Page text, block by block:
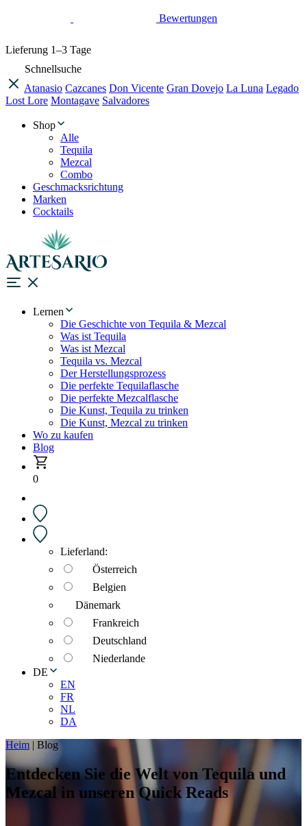
Bewertungen
Lieferung 1–3 Tage
Schnellsuche
Atanasio Cazcanes Don Vicente Gran Dovejo La Luna Legado
Lost Lore Montagave Salvadores
Shop
Alle
Tequila
Mezcal
Combo
Geschmacksrichtung
Marken
Cocktails
Lernen
Die Geschichte von Tequila & Mezcal
Was ist Tequila
Was ist Mezcal
Tequila vs. Mezcal
Der Herstellungsprozess
Die perfekte Tequilaflasche
Die perfekte Mezcalflasche
Die Kunst, Tequila zu trinken
Die Kunst, Mezcal zu trinken
Wo zu kaufen
Blog
0
Lieferland:
Österreich
Belgien
Dänemark
Frankreich
Deutschland
Niederlande
DE
EN
FR
NL
DA
Heim | Blog
Entdecken Sie die Welt von Tequila und
Mezcal in unseren Quick Reads